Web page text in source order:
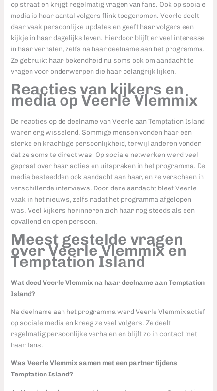
op straat en krijgt regelmatig vragen van fans. Ook op sociale
media is haar aantal volgers flink toegenomen. Veerle deelt
daar vaak persoonlijke updates en geeft haar volgers een
kijkje in haar dagelijks leven. Hierdoor blijft er veel interesse
in haar verhalen, zelfs na haar deelname aan het programma.
Ze gebruikt haar bekendheid nu soms ook om aandacht te
vragen voor onderwerpen die haar belangrijk lijken.
Reacties van kijkers en
media op Veerle Vlemmix
De reacties op de deelname van Veerle aan Temptation Island
waren erg wisselend. Sommige mensen vonden haar een
sterke en krachtige persoonlijkheid, terwijl anderen vonden
dat ze soms te direct was. Op sociale netwerken werd veel
gepraat over haar acties en uitspraken in het programma. De
media besteedden ook aandacht aan haar, en ze verscheen in
verschillende interviews. Door deze aandacht bleef Veerle
vaak in het nieuws, zelfs nadat het programma afgelopen
was. Veel kijkers herinneren zich haar nog steeds als een
opvallend en open persoon.
Meest gestelde vragen
over Veerle Vlemmix en
Temptation Island
Wat deed Veerle Vlemmix na haar deelname aan Temptation
Island?
Na deelname aan het programma werd Veerle Vlemmix actief
op sociale media en kreeg ze veel volgers. Ze deelt
regelmatig persoonlijke verhalen en blijft zo in contact met
haar fans.
Was Veerle Vlemmix samen met een partner tijdens
Temptation Island?